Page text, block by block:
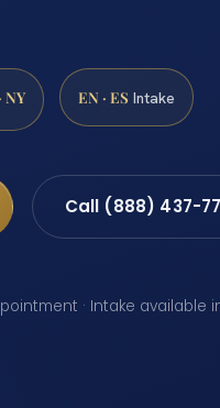
NY EN · ES Intake
Call (888) 437-
· Intake available